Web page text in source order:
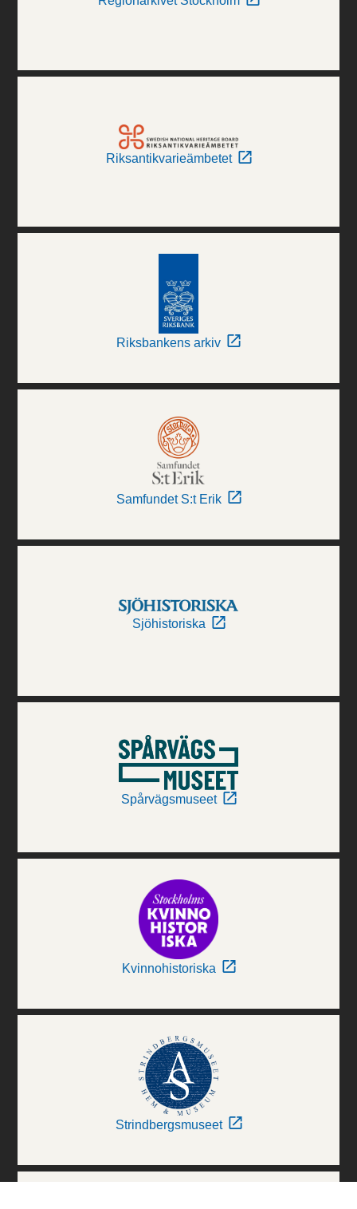
Riksantikvarieämbetet
Riksbankens arkiv
Samfundet S:t Erik
Sjöhistoriska
Spårvägsmuseet
Kvinnohistoriska
Strindbergsmuseet